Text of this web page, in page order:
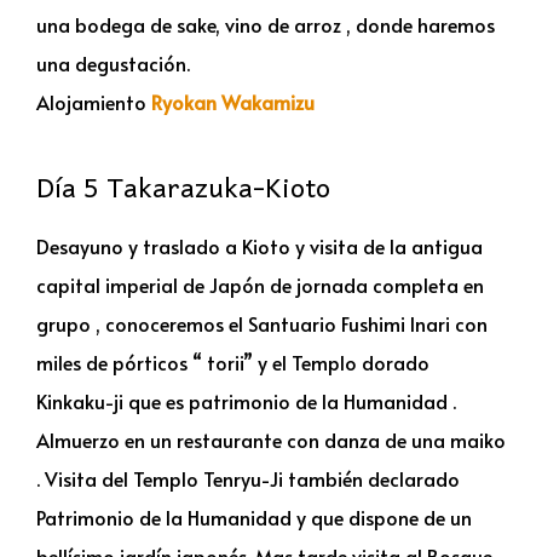
una bodega de sake, vino de arroz , donde haremos
una degustación.
Alojamiento Ryokan Wakamizu
Día 5 Takarazuka-Kioto
Desayuno y traslado a Kioto y visita de la antigua
capital imperial de Japón de jornada completa en
grupo , conoceremos el Santuario Fushimi Inari con
miles de pórticos “ torii” y el Templo dorado
Kinkaku-ji que es patrimonio de la Humanidad .
Almuerzo en un restaurante con danza de una maiko
. Visita del Templo Tenryu-Ji también declarado
Patrimonio de la Humanidad y que dispone de un